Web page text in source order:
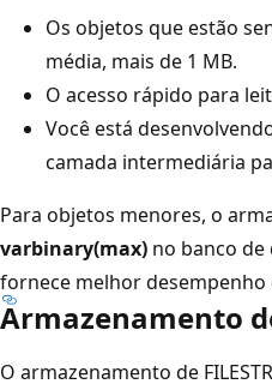
Os objetos que estão
média, mais de 1 MB.
O acesso rápido para
Você está
camada intermediária
Para objetos menores, o
varbinary(max) no banco
fornece melhor desempenho
Armazenamento
O armazenamento de